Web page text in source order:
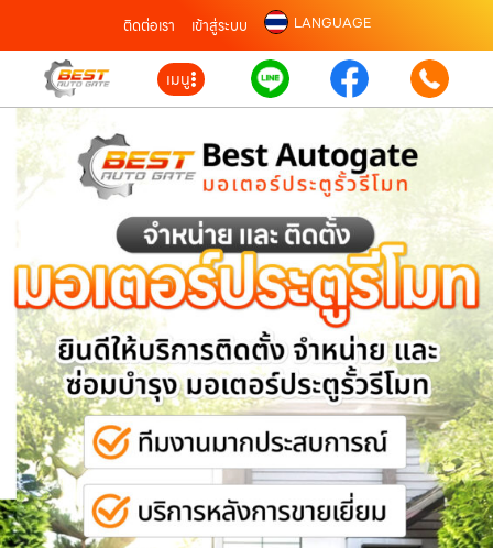
ติดต่อเรา เข้าสู่ระบบ LANGUAGE
เมนู